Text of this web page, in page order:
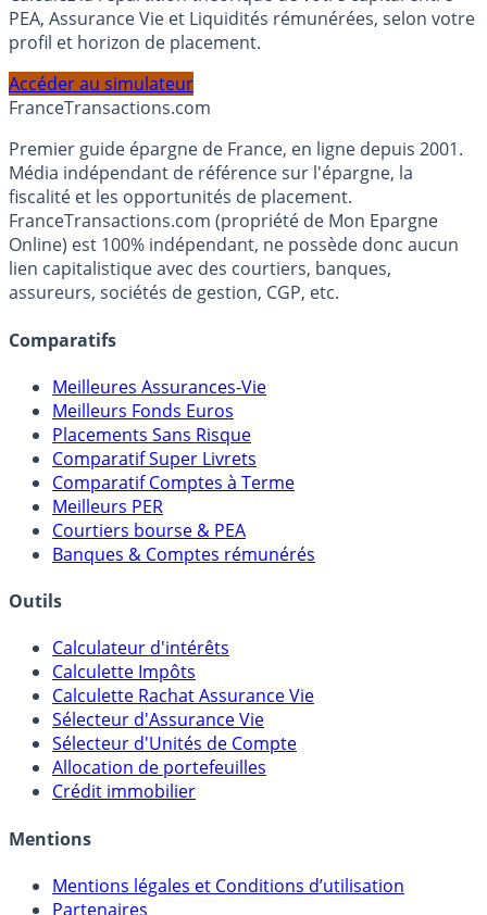
Calculez la répartition théorique de votre capital entre
profil et horizon de placement.
FranceTransactions.com
Premier guide épargne de France, en ligne depuis 2001.
Média indépendant de référence sur l'épargne, la
fiscalité et les opportunités de placement.
FranceTransactions.com (propriété de Mon Epargne
Online) est 100% indépendant, ne possède donc aucun
assureurs, sociétés de gestion, CGP, etc.
Comparatifs
Meilleures Assurances-Vie
Meilleurs Fonds Euros
Placements Sans Risque
Comparatif Super Livrets
Comparatif Comptes à Terme
Meilleurs PER
Banques & Comptes rémunérés
Outils
Calculateur d'intérêts
Calculette Impôts
Calculette Rachat Assurance Vie
Sélecteur d'Assurance Vie
Sélecteur d'Unités de Compte
Crédit immobilier
Mentions